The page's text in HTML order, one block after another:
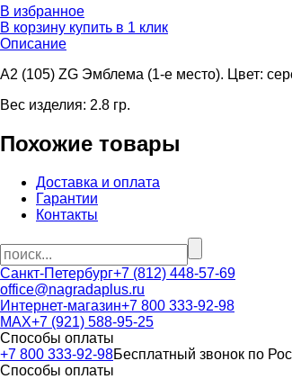
В избранное
В корзину купить в 1 клик
Описание
A2 (105) ZG Эмблема (1-е место). Цвет:
Вес изделия: 2.8 гр.
Похожие товары
Доставка и оплата
Гарантии
Контакты
Санкт-Петербург+7 (812) 448-57-69
office@nagradaplus.ru
Интернет-магазин+7 800 333-92-98
MAX+7 (921) 588-95-25
Способы оплаты
+7 800 333-92-98Бесплатный звонок по
Способы оплаты